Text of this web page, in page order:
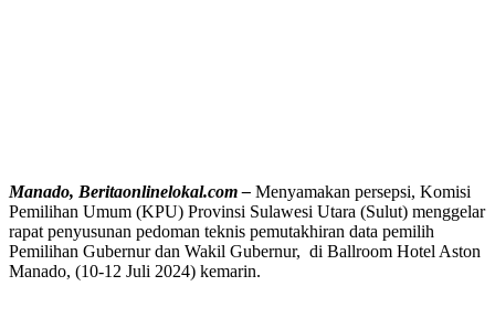
Manado, Beritaonlinelokal.com – Menyamakan persepsi, Komisi
Pemilihan Umum (KPU) Provinsi Sulawesi Utara (Sulut) menggelar
rapat penyusunan pedoman teknis pemutakhiran data pemilih
Pemilihan Gubernur dan Wakil Gubernur, di Ballroom Hotel Aston
Manado, (10-12 Juli 2024) kemarin.